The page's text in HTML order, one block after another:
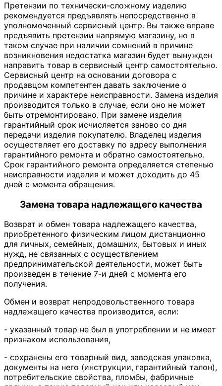
Претензии по технически-сложному изделию
рекомендуется предъявлять непосредственно в
уполномоченный сервисный центр. Вы также вправе
предъявить претензии напрямую магазину, но в
таком случае при наличии сомнений в причине
возникновения недостатка магазин будет вынужден
направить товар в сервисный центр самостоятельно.
Сервисный центр на основании договора с
продавцом компетентен давать заключение о
причине и характере неисправности. Замена изделия
производится только в случае, если оно не может
быть отремонтировано. При замене изделия
гарантийный срок исчисляется заново со дня
передачи изделия покупателю. Владелец изделия
осуществляет его доставку по адресу выполнения
гарантийного ремонта и обратно самостоятельно.
Срок гарантийного ремонта определяется степенью
неисправности изделия и может доходить до 45
дней с момента обращения.
Замена товара надлежащего качества
Возврат и обмен товара надлежащего качества,
приобретенного физическим лицом дистанционно
для личных, семейных, домашних, бытовых и иных
нужд, не связанных с осуществлением
предпринимательской деятельности, может быть
произведен в течение 7-и дней с момента его
получения.
Обмен и возврат непродовольственного товара
надлежащего качества производится, если:
- указанный товар не был в употреблении и не имеет
признаком использования,
- сохранены его товарный вид, заводская упаковка,
документы на него (инструкции, гарантийный талон),
потребительские свойства, пломбы, фабричные